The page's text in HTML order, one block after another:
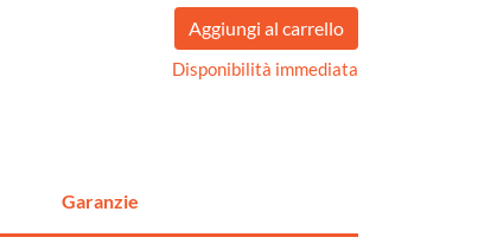
Disponibilità immediata
Garanzie